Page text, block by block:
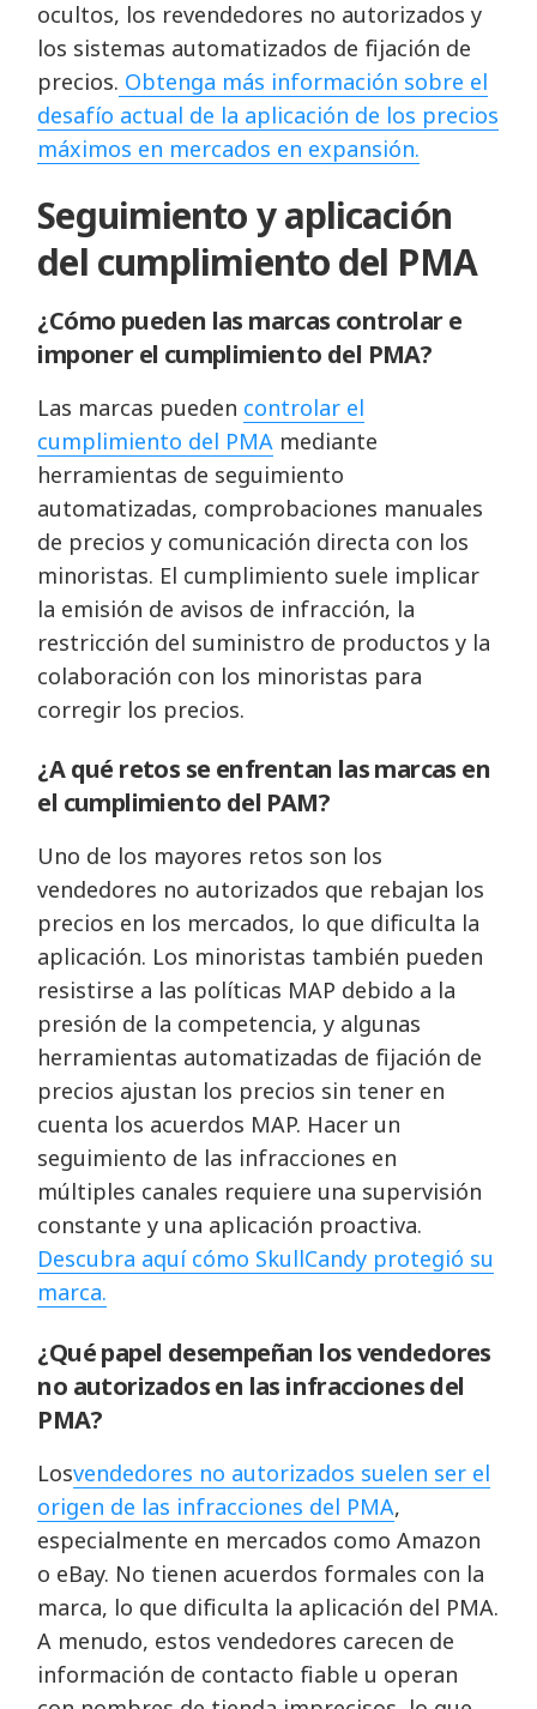
ocultos, los revendedores no autorizados y
los sistemas automatizados de fijación de
precios. Obtenga más información sobre el
desafío actual de la aplicación de los precios
máximos en mercados en expansión.
Seguimiento y aplicación
del cumplimiento del PMA
¿Cómo pueden las marcas controlar e
imponer el cumplimiento del PMA?
Las marcas pueden controlar el
cumplimiento del PMA mediante
herramientas de seguimiento
automatizadas, comprobaciones manuales
de precios y comunicación directa con los
minoristas. El cumplimiento suele implicar
la emisión de avisos de infracción, la
restricción del suministro de productos y la
colaboración con los minoristas para
corregir los precios.
¿A qué retos se enfrentan las marcas en
el cumplimiento del PAM?
Uno de los mayores retos son los
vendedores no autorizados que rebajan los
precios en los mercados, lo que dificulta la
aplicación. Los minoristas también pueden
resistirse a las políticas MAP debido a la
presión de la competencia, y algunas
herramientas automatizadas de fijación de
precios ajustan los precios sin tener en
cuenta los acuerdos MAP. Hacer un
seguimiento de las infracciones en
múltiples canales requiere una supervisión
constante y una aplicación proactiva.
Descubra aquí cómo SkullCandy protegió su
marca.
¿Qué papel desempeñan los vendedores
no autorizados en las infracciones del
PMA?
Losvendedores no autorizados suelen ser el
origen de las infracciones del PMA,
especialmente en mercados como Amazon
o eBay. No tienen acuerdos formales con la
marca, lo que dificulta la aplicación del PMA.
A menudo, estos vendedores carecen de
información de contacto fiable u operan